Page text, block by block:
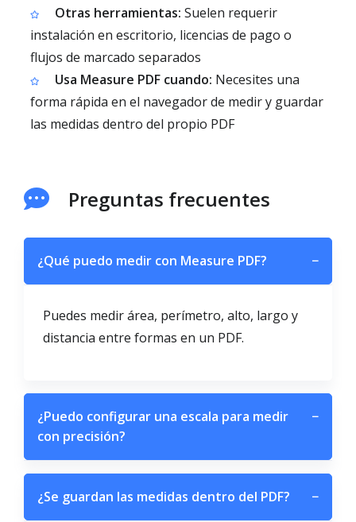
Otras herramientas: Suelen requerir
instalación en escritorio, licencias de pago o
flujos de marcado separados
Usa Measure PDF cuando: Necesites una
forma rápida en el navegador de medir y guardar
las medidas dentro del propio PDF
Preguntas frecuentes
¿Qué puedo medir con Measure PDF? −
Puedes medir área, perímetro, alto, largo y
distancia entre formas en un PDF.
¿Puedo configurar una escala para medir
con precisión?
−
¿Se guardan las medidas dentro del PDF? −